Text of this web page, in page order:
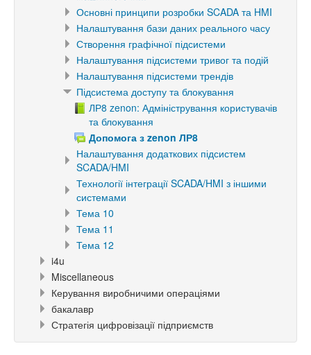
Основні принципи розробки SCADA та HMI
Налаштування бази даних реального часу
Створення графічної підсистеми
Налаштування підсистеми тривог та подій
Налаштування підсистеми трендів
Підсистема доступу та блокування
ЛР8 zenon: Адміністрування користувачів
та блокування
Допомога з zenon ЛР8
Налаштування додаткових підсистем
SCADA/HMI
Технології інтеграції SCADA/HMI з іншими
системами
Тема 10
Тема 11
Тема 12
i4u
Miscellaneous
Керування виробничими операціями
бакалавр
Стратегія цифровізації підприємств